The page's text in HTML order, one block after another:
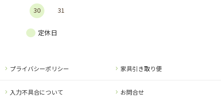
30 31
定休日
プライバシーポリシー 家具引き取り便
入力不具合について お問合せ